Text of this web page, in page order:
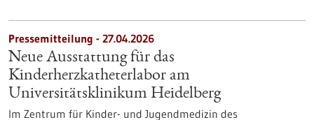
Pressemitteilung - 27.04.2026
Neue Ausstattung für das
Kinderherzkatheterlabor am
Universitätsklinikum Heidelberg
Im Zentrum für Kinder- und Jugendmedizin des